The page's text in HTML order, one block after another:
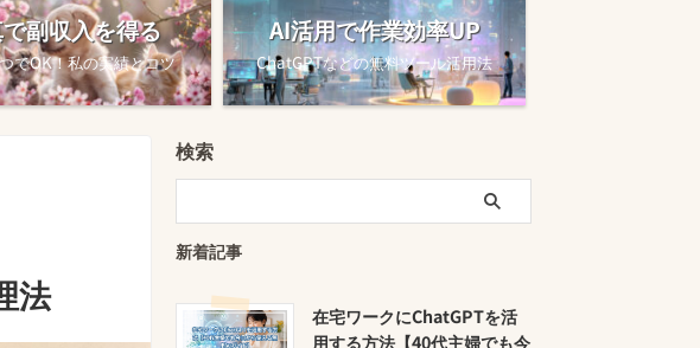
副収入を得る
でOK！私の実績とコツ
AI活用で作業効率UP
ChatGPTなどの無料ツール活用法
法
検索
新着記事
在宅ワークにChatGPTを活
用する方法【40代主婦でも今